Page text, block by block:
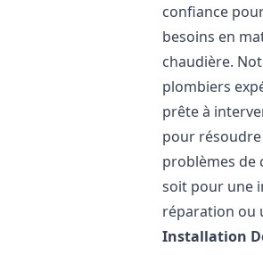
confiance
besoins en
chaudière.
plombiers
prête à
pour
problèmes de
soit pour une
réparation ou
Installation